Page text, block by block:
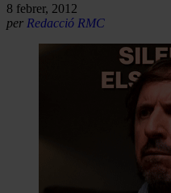
8 febrer, 2012
per Redacció RMC